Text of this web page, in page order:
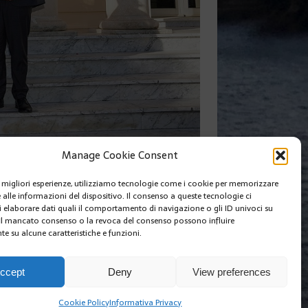
Manage Cookie Consent
migliori esperienze, utilizziamo tecnologie come i cookie per memorizzare
alle informazioni del dispositivo. Il consenso a queste tecnologie ci
elaborare dati quali il comportamento di navigazione o gli ID univoci su
mancato consenso o la revoca del consenso possono influire
su alcune caratteristiche e funzioni.
Deny View preferences
Cookie PolicyInformativa Privacy
SIAMO COOKIE POLICY (EU)